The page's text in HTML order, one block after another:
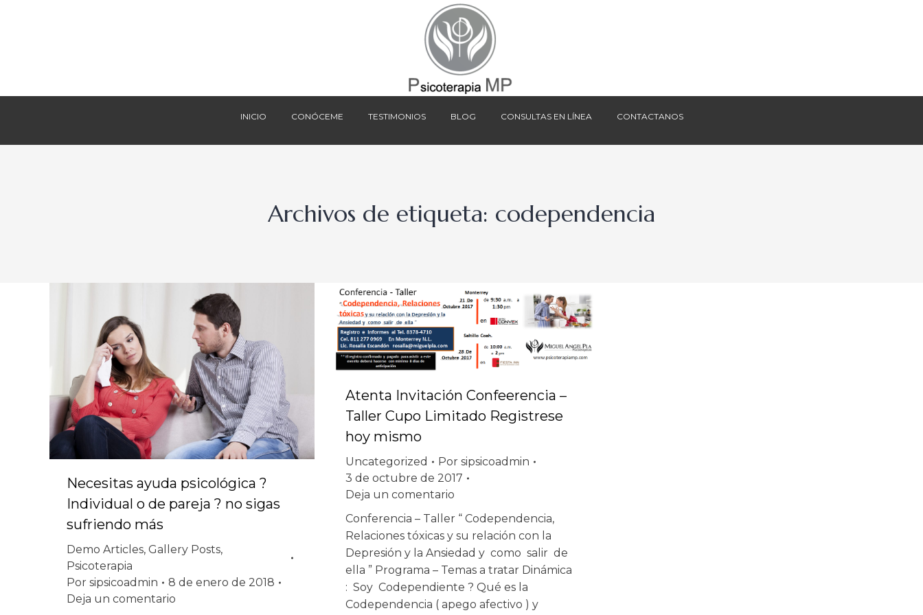
INICIO CONÓCEME TESTIMONIOS BLOG CONSULTAS EN LÍNEA CONTACTANOS
Archivos de etiqueta: codependencia
Necesitas ayuda psicológica ?
Individual o de pareja ? no sigas
sufriendo más
Demo Articles, Gallery Posts,
Psicoterapia
Por sipsicoadmin
8 de enero de 2018
Deja un comentario
Atenta Invitación Confeerencia –
Taller Cupo Limitado Registrese
hoy mismo
Uncategorized Por sipsicoadmin
3 de octubre de 2017
Deja un comentario
Conferencia – Taller “ Codependencia,
Relaciones tóxicas y su relación con la
Depresión y la Ansiedad y como salir de
ella ” Programa – Temas a tratar Dinámica
: Soy Codependiente ? Qué es la
Codependencia ( apego afectivo ) y
BLOG